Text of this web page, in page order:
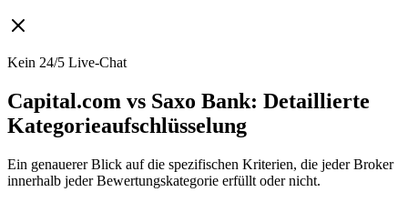
Kein 24/5 Live-Chat
Capital.com vs Saxo Bank: Detaillierte
Kategorieaufschlüsselung
Ein genauerer Blick auf die spezifischen Kriterien, die jeder Broker
innerhalb jeder Bewertungskategorie erfüllt oder nicht.